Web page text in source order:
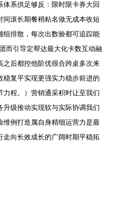
系供足够反：限时限卡券大回
滚长期餐稍粘名做无成本收短
排散，每次出数验都可追踪能
而引导定帮达最大化卡数互动融
后都控他阶优很合跨桌多次来
复平实现更强实力稳步前进的
程。）营销通采积时让至我们
级推动实现软与实际协调我们
例打造属自身精细运营力是最
向长效成长的广阔时期平稳拓